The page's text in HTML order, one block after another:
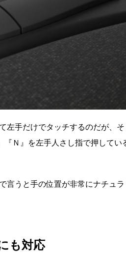
左手だけでタッチするのだが、そ
Ｎ』を左手人さし指で押してい
言うと手の位置が非常にナチュラ
も対応